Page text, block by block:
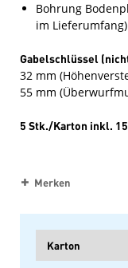
Bohrung
im Lieferumfang)
Gabelschlüssel
32 mm
55 mm
5 Stk./Karton inkl.
Merken